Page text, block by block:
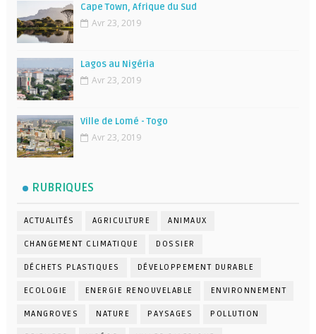
Cape Town, Afrique du Sud
Avr 23, 2019
Lagos au Nigéria
Avr 23, 2019
Ville de Lomé - Togo
Avr 23, 2019
RUBRIQUES
ACTUALITÉS AGRICULTURE ANIMAUX
CHANGEMENT CLIMATIQUE DOSSIER
DÉCHETS PLASTIQUES DÉVELOPPEMENT DURABLE
ECOLOGIE ENERGIE RENOUVELABLE ENVIRONNEMENT
MANGROVES NATURE PAYSAGES POLLUTION